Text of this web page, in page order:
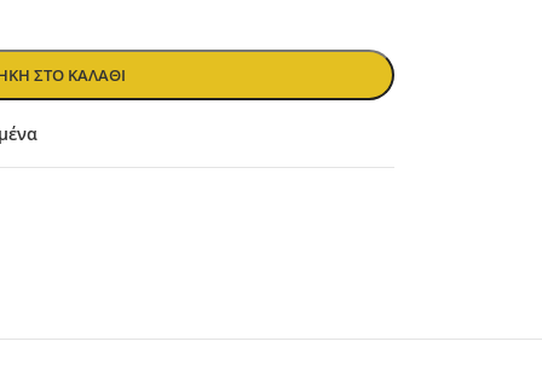
ΣΤΟ ΚΑΛΆΘΙ